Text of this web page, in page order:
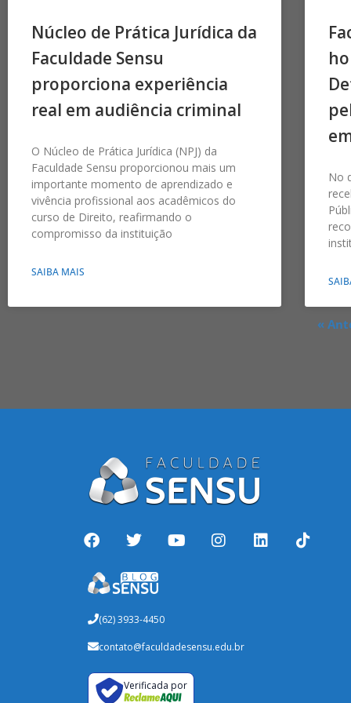
Núcleo de Prática Jurídica da
Faculdade Sensu
proporciona experiência
real em audiência criminal
O Núcleo de Prática Jurídica (NPJ) da
Faculdade Sensu proporcionou mais um
importante momento de aprendizado e
vivência profissional aos acadêmicos do
curso de Direito, reafirmando o
compromisso da instituição
SAIBA MAIS
No
«
(62) 3933-4450
contato@faculdadesensu.edu.br
Verificada por